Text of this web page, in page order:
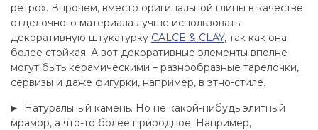
ретро». Впрочем, вместо оригинальной глины в качестве
отделочного материала лучше использовать
декоративную штукатурку CALCE & CLAY, так как она
более стойкая. А вот декоративные элементы вполне
могут быть керамическими – разнообразные тарелочки,
сервизы и даже фигурки, например, в этно-стиле.
Натуральный камень. Но не какой-нибудь элитный
мрамор, а что-то более природное. Например,